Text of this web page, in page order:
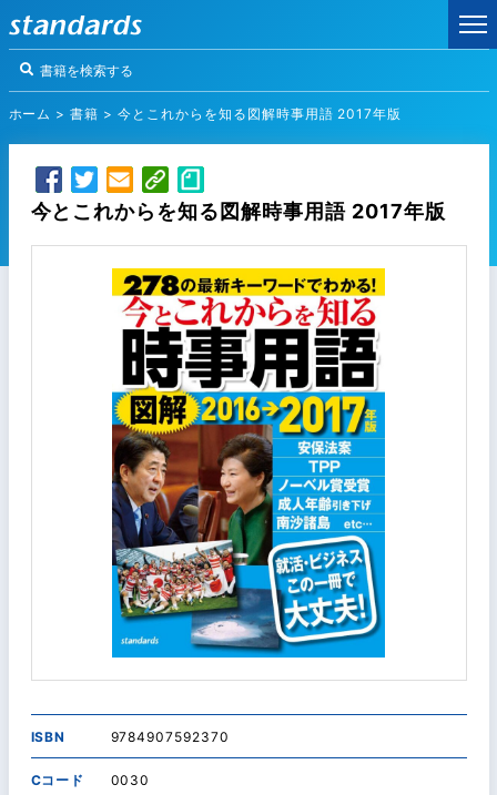
ホーム >書籍 >今とこれからを知る図解時事用語 2017年版
今とこれからを知る図解時事用語 2017年版
ISBN 9784907592370
Cコード 0030